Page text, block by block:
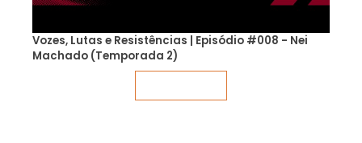
Vozes, Lutas e Resistências | Episódio #008 - Nei
Machado (Temporada 2)